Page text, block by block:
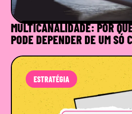
MULTICANALIDADE: POR
PODE DEPENDER DE UM SÓ
ESTRATÉGIA